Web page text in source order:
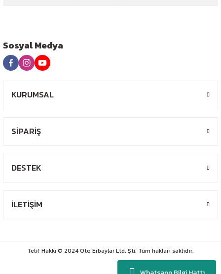
Sosyal Medya
KURUMSAL
SİPARİŞ
DESTEK
İLETİŞİM
Telif Hakkı © 2024 Oto Erbaylar Ltd. Şti. Tüm hakları saklıdır.